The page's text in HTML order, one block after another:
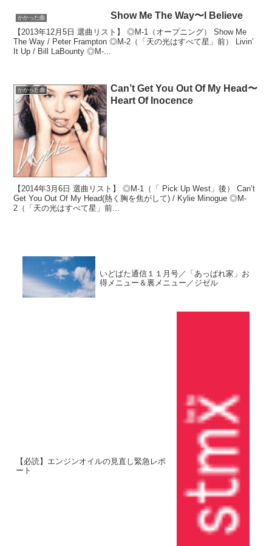
かかった曲 Show Me The Way〜I Believe
【2013年12月5日 選曲リスト】 ◎M-1（オープニング） Show Me
The Way / Peter Frampton ◎M-2（「天の光はすべて星」前） Livin’
It Up / Bill LaBounty ◎M-...
かかった曲
Can’t Get You Out Of My Head〜
Heart Of Inocence
【2014年3月6日 選曲リスト】 ◎M-1（「 Pick Up West」後） Can’t
Get You Out Of My Head(熱く胸を焦がして) / Kylie Minogue ◎M-
2（「天の光はすべて星」前...
いどばた通信１１月号／「あっぱれ家」お
得メニュー＆裏メニュー／ジゼル
【必読】エンジンオイルの見直し緊急レポ
ート